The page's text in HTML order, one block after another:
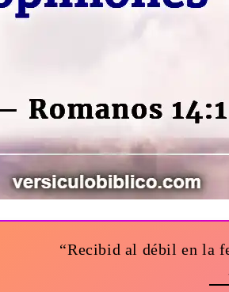
“Recibid al débil en la